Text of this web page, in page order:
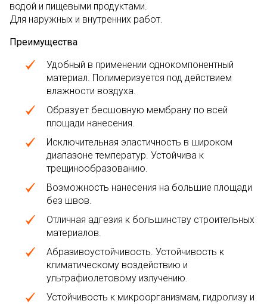
водой и пищевыми продуктами.
Для наружных и внутренних работ.
Преимущества
Удобный в применении однокомпонентный
материал. Полимеризуется под действием
влажности воздуха.
Образует бесшовную мембрану по всей
площади нанесения.
Исключительная эластичность в широком
диапазоне температур. Устойчива к
трещинообразованию.
Возможность нанесения на большие площади
без швов.
Отличная адгезия к большинству строительных
материалов.
Абразивоустойчивость. Устойчивость к
климатическому воздействию и
ультрафиолетовому излучению.
Устойчивость к микроорганизмам, гидролизу и